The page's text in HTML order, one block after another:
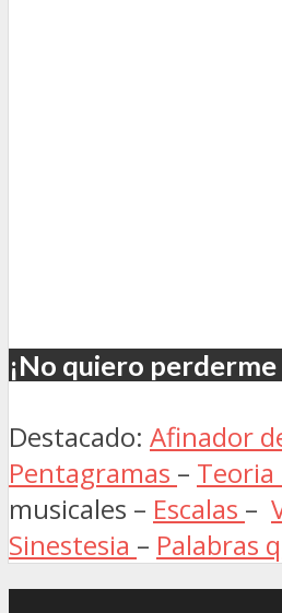
¡No quiero perderme
Destacado: Afinador
Pentagramas – Teoria
musicales – Escalas –
Sinestesia – Palabras